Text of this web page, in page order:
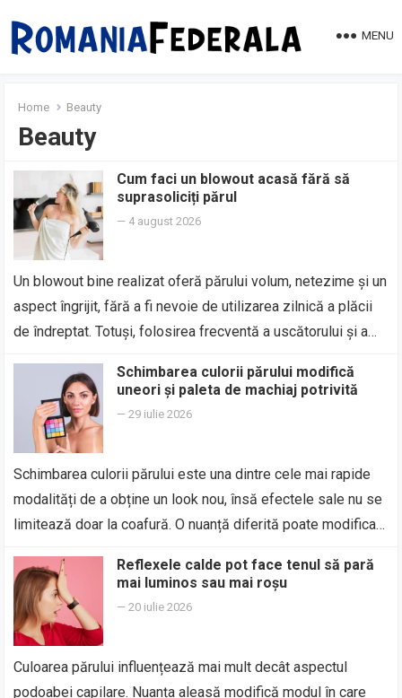
MENU
Home Beauty
Beauty
Cum faci un blowout acasă fără să
suprasoliciți părul
— 4 august 2026
Un blowout bine realizat oferă părului volum, netezime și un
aspect îngrijit, fără a fi nevoie de utilizarea zilnică a plăcii
de îndreptat. Totuși, folosirea frecventă a uscătorului și a…
Schimbarea culorii părului modifică
uneori și paleta de machiaj potrivită
—29 iulie 2026
Schimbarea culorii părului este una dintre cele mai rapide
modalități de a obține un look nou, însă efectele sale nu se
limitează doar la coafură. O nuanță diferită poate modifica…
Reflexele calde pot face tenul să pară
mai luminos sau mai roșu
—20 iulie 2026
Culoarea părului influențează mai mult decât aspectul
podoabei capilare. Nuanța aleasă modifică modul în care